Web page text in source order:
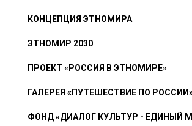
КОНЦЕПЦИЯ ЭТНОМИРА
ЭТНОМИР 2030
ПРОЕКТ «РОССИЯ В ЭТНОМИРЕ»
ГАЛЕРЕЯ «ПУТЕШЕСТВИЕ ПО
ФОНД «ДИАЛОГ КУЛЬТУР - ЕДИНЫЙ